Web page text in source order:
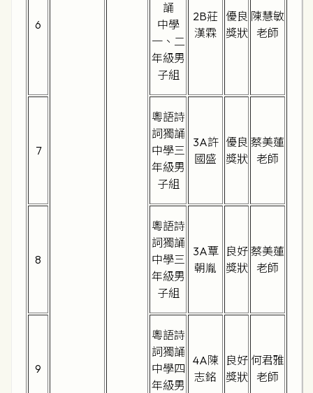
6
誦
中學
一、二
年級男
子組
2B莊
漢霖
優良
獎狀
陳慧敏
老師
7
粵語詩
詞獨誦
中學三
年級男
子組
3A許
國盛
優良
獎狀
蔡美蓮
老師
8
粵語詩
詞獨誦
中學三
年級男
子組
3A覃
朝胤
良好
獎狀
蔡美蓮
老師
9
粵語詩
詞獨誦
中學四
年級男
4A陳
志銘
良好
獎狀
何君雅
老師